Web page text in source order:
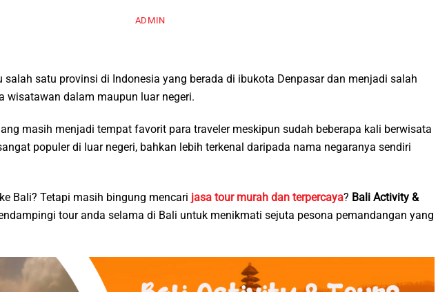
ADMIN
salah satu provinsi di Indonesia yang berada di ibukota Denpasar dan menjadi salah
wisatawan dalam maupun luar negeri.
masih menjadi tempat favorit para traveler meskipun sudah beberapa kali berwisata
populer di luar negeri, bahkan lebih terkenal daripada nama negaranya sendiri
Bali? Tetapi masih bingung mencari jasa tour murah dan terpercaya? Bali Activity &
tour anda selama di Bali untuk menikmati sejuta pesona pemandangan yang